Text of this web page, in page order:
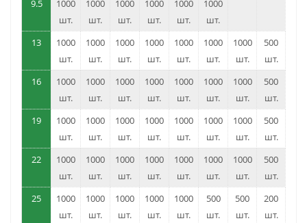
9.5
1000
шт.
1000
шт.
1000
шт.
1000
шт.
1000
шт.
1000
шт.
13
1000
шт.
1000
шт.
1000
шт.
1000
шт.
1000
шт.
1000
шт.
1000
шт.
500
шт.
16
1000
шт.
1000
шт.
1000
шт.
1000
шт.
1000
шт.
1000
шт.
1000
шт.
500
шт.
19
1000
шт.
1000
шт.
1000
шт.
1000
шт.
1000
шт.
1000
шт.
1000
шт.
500
шт.
22
1000
шт.
1000
шт.
1000
шт.
1000
шт.
1000
шт.
1000
шт.
1000
шт.
500
шт.
25
1000
шт.
1000
шт.
1000
шт.
1000
шт.
1000
шт.
500
шт.
500
шт.
200
шт.